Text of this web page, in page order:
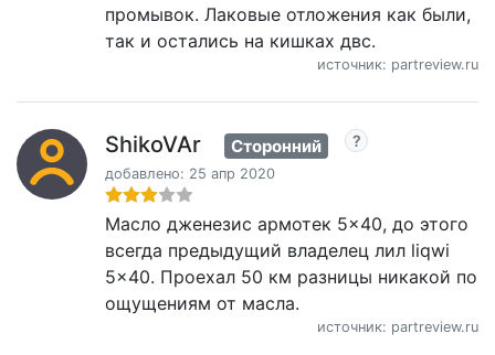
промывок. Лаковые отложения как были,
так и остались на кишках двс.
источник: partreview.ru
ShikoVAr Сторонний
добавлено: 25 апр 2020
Масло дженезис армотек 5×40, до этого
всегда предыдущий владелец лил liqwi
5×40. Проехал 50 км разницы никакой по
ощущениям от масла.
источник: partreview.ru